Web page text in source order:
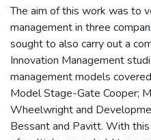
The aim of this work was to
management in three
sought to also carry out a
Innovation Management
management models
Model Stage-Gate Cooper;
Wheelwright and
Bessant and Pavitt. With